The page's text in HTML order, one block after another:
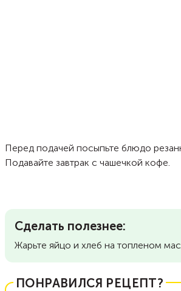
Перед подачей посыпьте блюдо
Подавайте завтрак с чашечкой кофе.
Сделать полезнее:
Жарьте яйцо и хлеб на топленом
ПОНРАВИЛСЯ РЕЦЕПТ?